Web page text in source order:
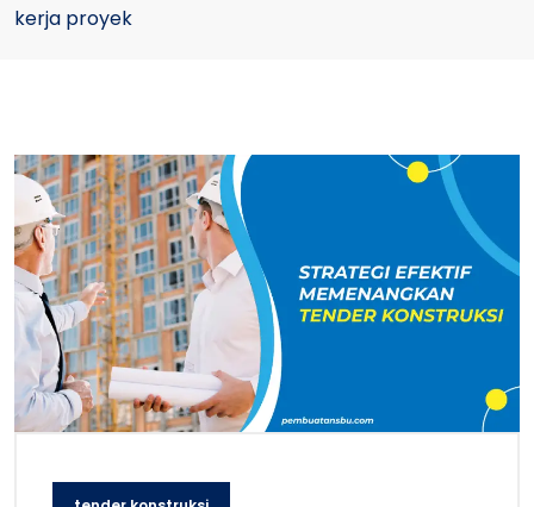
kerja proyek